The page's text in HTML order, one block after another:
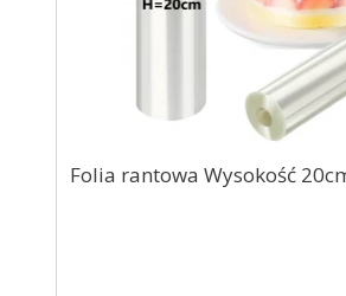
Folia rantowa Wysokość